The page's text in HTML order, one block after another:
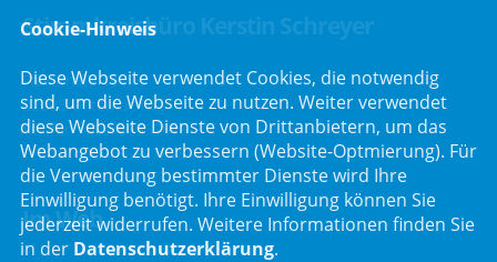
Stimmkreisbüro Kerstin Schreyer
Parkstraße 19
82008 Unterhaching
Telefon :089/66557816
Telefax : 089/66557818
Im Web
Cookie-Hinweis
Diese Webseite verwendet Cookies, die notwendig
sind, um die Webseite zu nutzen. Weiter verwendet
diese Webseite Dienste von Drittanbietern, um das
Webangebot zu verbessern (Website-Optmierung). Für
die Verwendung bestimmter Dienste wird Ihre
Einwilligung benötigt. Ihre Einwilligung können Sie
jederzeit widerrufen. Weitere Informationen finden Sie
in der Datenschutzerklärung.